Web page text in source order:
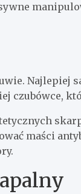
Najlepiej
czubówce,
maści